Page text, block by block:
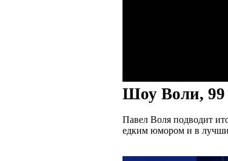
Шоу Воли, 99
Павел Воля подводит
едким юмором и в